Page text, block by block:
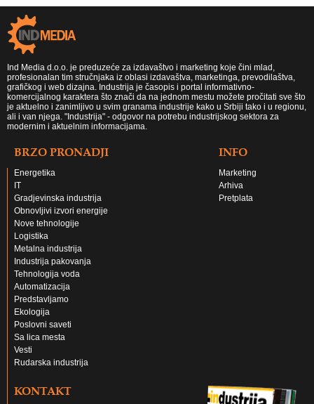
Ind Media d.o.o. je preduzeće za izdavaštvo i marketing koje čini mlad,
profesionalan tim stručnjaka iz oblasi izdavaštva, marketinga, prevodilaštva,
grafičkog i web dizajna. Industrija je časopis i portal informativno-
komercijalnog karaktera što znači da na jednom mestu možete pročitati sve što
je aktuelno i zanimljivo u svim granama industrije kako u Srbiji tako i u regionu,
ali i van njega. "Industrija" - odgovor na potrebu industrijskog sektora za
modernim i aktuelnim informacijama.
BRZO PRONADJI
Energetika
IT
Gradjevinska industrija
Obnovljivi izvori energije
Nove tehnologije
Logistika
Metalna industrija
Industrija pakovanja
Tehnologija voda
Automatizacija
Predstavljamo
Ekologija
Poslovni saveti
Sa lica mesta
Vesti
Rudarska industrija
INFO
Marketing
Arhiva
Pretplata
KONTAKT